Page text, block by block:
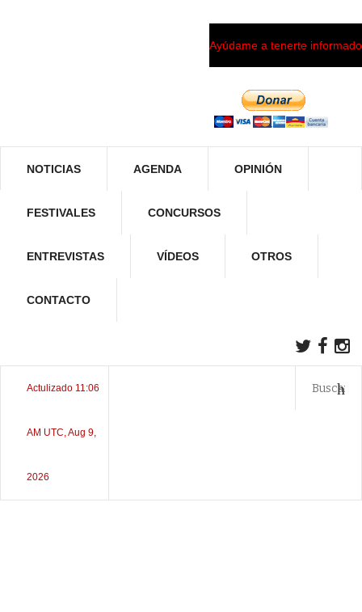
Ayúdame a tenerte informado
NOTICIAS AGENDA OPINIÓN
FESTIVALES CONCURSOS
ENTREVISTAS VÍDEOS OTROS
CONTACTO
Actulizado 11:06
AM UTC, Aug 9,
2026